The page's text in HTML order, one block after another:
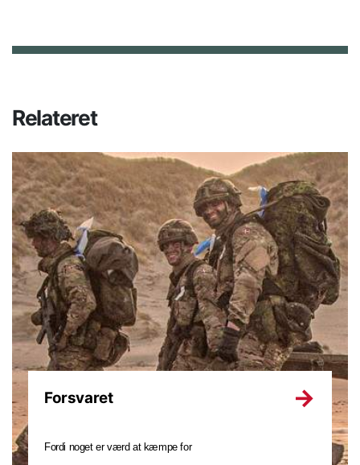
Relateret
Forsvaret
Fordi noget er værd at kæmpe for